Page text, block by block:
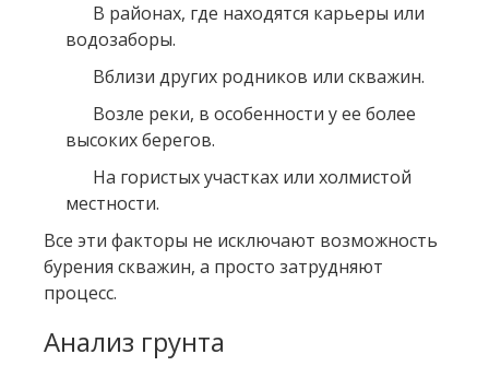
В районах, где находятся карьеры или
водозаборы.
Вблизи других родников или скважин.
Возле реки, в особенности у ее более
высоких берегов.
На гористых участках или холмистой
местности.
Все эти факторы не исключают возможность
бурения скважин, а просто затрудняют
процесс.
Анализ грунта